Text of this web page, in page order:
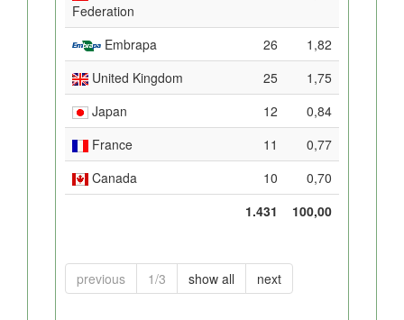
Federation
Embrapa 26
1,82
United Kingdom
25
1,75
Japan
12
0,84
France
11
0,77
Canada
10
0,70
1.431
100,00
previous 1/3 show all next